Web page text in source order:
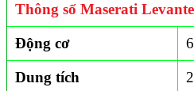
Thông số Maserati Levante
Động cơ
Dung tích